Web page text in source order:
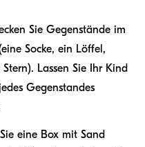
Sie Gegenstände im
Socke, ein Löffel,
Lassen Sie Ihr Kind
Gegenstandes
eine Box mit Sand